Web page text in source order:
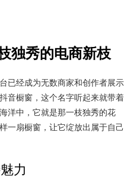
独秀的电商新枝
已经成为无数商家和创作者展示
音橱窗，这个名字听起来就带着
洋中，它就是那一枝独秀的花
一扇橱窗，让它绽放出属于自己
力